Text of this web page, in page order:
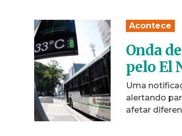
Acontece
Onda
pelo El
Uma
alertando
afetar